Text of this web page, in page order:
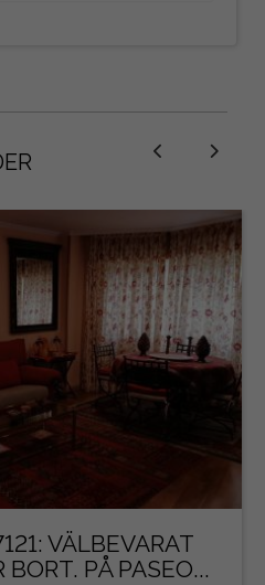
VÄLBEVARAT
PÅ PASEO...